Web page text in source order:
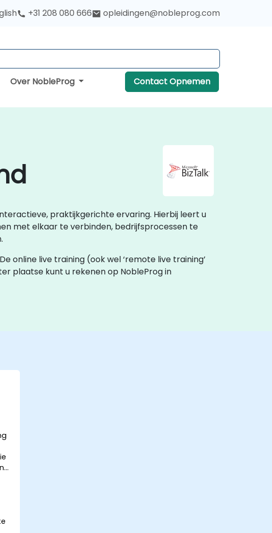
+31 208 080 666 opleidingen@nobleprog.com
Over NobleProg Contact Opnemen
praktijkgerichte ervaring. Hierbij leert u
met elkaar te verbinden, bedrijfsprocessen te
online live training (ook wel ‘remote live training’
plaatse kunt u rekenen op NobleProg in